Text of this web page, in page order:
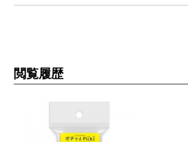
閲覧履歴